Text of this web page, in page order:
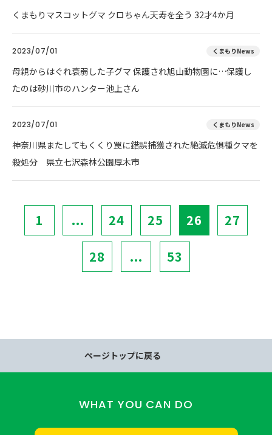
くまもりマスコットグマ クロちゃん天寿を全う 32才4か月
2023/07/01 くまもりNews
母親からはぐれ衰弱した子グマ 保護され旭山動物園に…保護し
たのは砂川市のハンター池上さん
2023/07/01 くまもりNews
神奈川県またしてもくくり罠に錯誤捕獲された絶滅危惧種クマを
殺処分 県立七沢森林公園厚木市
1 ... 24 25 26 27
28 ... 53
ページトップに戻る
WHAT YOU CAN DO